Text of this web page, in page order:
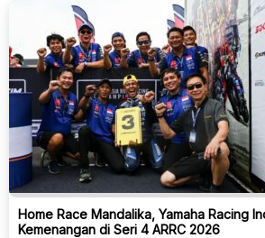
Home Race Mandalika, Yamaha Racing
Kemenangan di Seri 4 ARRC 2026